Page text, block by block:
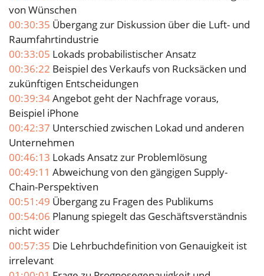
von Wünschen
00:30:35 Übergang zur Diskussion über die Luft- und
Raumfahrtindustrie
00:33:05 Lokads probabilistischer Ansatz
00:36:22 Beispiel des Verkaufs von Rucksäcken und
zukünftigen Entscheidungen
00:39:34Angebot geht der Nachfrage voraus,
Beispiel iPhone
00:42:37 Unterschied zwischen Lokad und anderen
Unternehmen
00:46:13 Lokads Ansatz zur Problemlösung
00:49:11 Abweichung von den gängigen Supply-
Chain-Perspektiven
00:51:49 Übergang zu Fragen des Publikums
00:54:06 Planung spiegelt das Geschäftsverständnis
nicht wider
00:57:35 Die Lehrbuchdefinition von Genauigkeit ist
irrelevant